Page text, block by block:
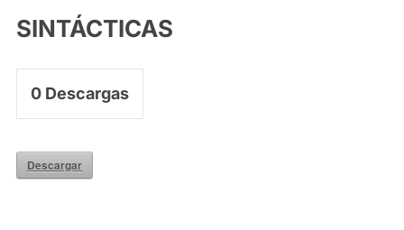
SINTÁCTICAS
0Descargas
Descargar